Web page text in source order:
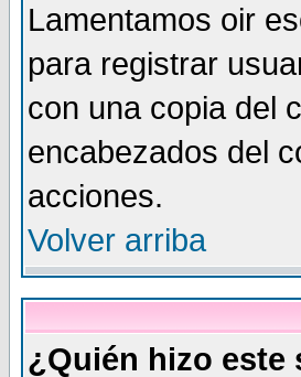
Lamentamos oir
para registrar
con una copia del
encabezados del
acciones.
Volver arriba
¿Quién hizo este